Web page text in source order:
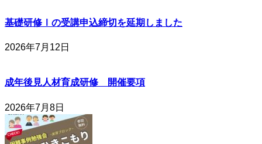
基礎研修Ⅰの受講申込締切を延期しました
2026年7月12日
成年後見人材育成研修 開催要項
2026年7月8日